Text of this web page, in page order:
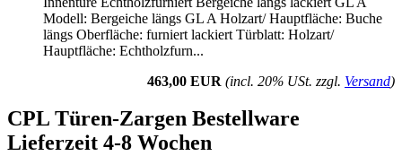
Modell: Bergeiche längs GL A Holzart/ Hauptfläche: Buche
längs Oberfläche: furniert lackiert Türblatt: Holzart/
Hauptfläche: Echtholzfurn...
463,00 EUR (incl. 20% USt. zzgl. Versand)
CPL Türen-Zargen Bestellware
Lieferzeit 4-8 Wochen